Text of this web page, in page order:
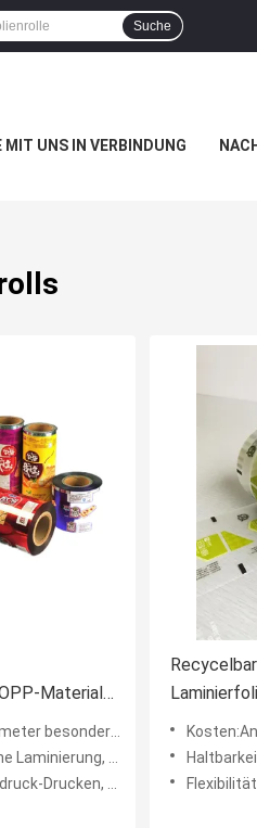
Suche
MIT UNS IN VERBINDUNG
Material
angefertigt
solventfreie Laminierung
besonders angefertigt
bedruckt,